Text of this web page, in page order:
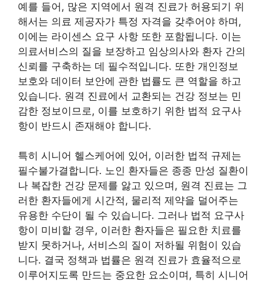
예를 들어, 많은 지역에서 원격 진료가 허용되기 위
해서는 의료 제공자가 특정 자격을 갖추어야 하며,
이에는 라이센스 요구 사항 또한 포함됩니다. 이는
의료서비스의 질을 보장하고 임상의사와 환자 간의
신뢰를 구축하는 데 필수적입니다. 또한 개인정보
보호와 데이터 보안에 관한 법률도 큰 역할을 하고
있습니다. 원격 진료에서 교환되는 건강 정보는 민
감한 정보이므로, 이를 보호하기 위한 법적 요구사
항이 반드시 존재해야 합니다.
특히 시니어 헬스케어에 있어, 이러한 법적 규제는
필수불가결합니다. 노인 환자들은 종종 만성 질환이
나 복잡한 건강 문제를 앓고 있으며, 원격 진료는 그
러한 환자들에게 시간적, 물리적 제약을 덜어주는
유용한 수단이 될 수 있습니다. 그러나 법적 요구사
항이 미비할 경우, 이러한 환자들은 필요한 치료를
받지 못하거나, 서비스의 질이 저하될 위험이 있습
니다. 결국 정책과 법률은 원격 진료가 효율적으로
이루어지도록 만드는 중요한 요소이며, 특히 시니어